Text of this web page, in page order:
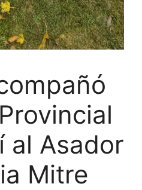
al Asador
Mitre